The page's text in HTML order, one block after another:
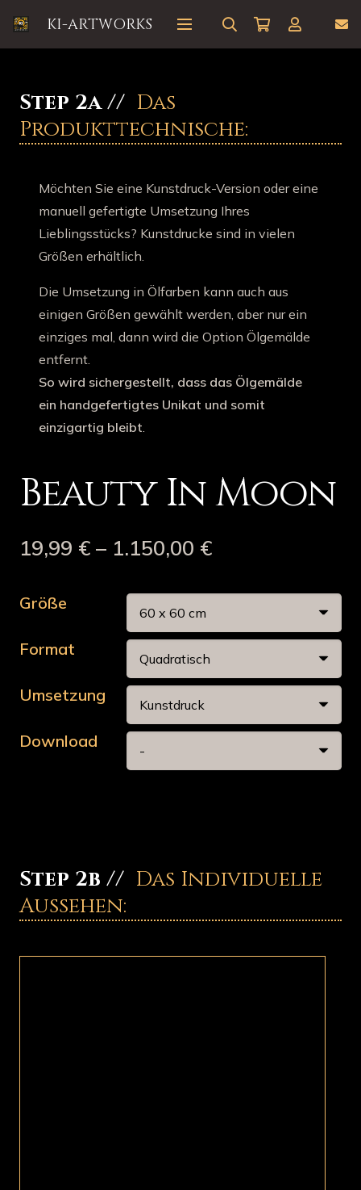
KI-ARTWORKS
Step 2a // Das
Produkttechnische:
Möchten Sie eine Kunstdruck-Version oder eine
manuell gefertigte Umsetzung Ihres
Lieblingsstücks? Kunstdrucke sind in vielen
Größen erhältlich.
Die Umsetzung in Ölfarben kann auch aus
einigen Größen gewählt werden, aber nur ein
einziges mal, dann wird die Option Ölgemälde
entfernt.
So wird sichergestellt, dass das Ölgemälde
ein handgefertigtes Unikat und somit
einzigartig bleibt.
Beauty In Moon
19,99 € – 1.150,00 €
Größe
Format
Umsetzung
Download
Step 2b // Das Individuelle
Aussehen: